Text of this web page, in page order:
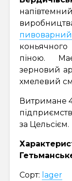
піною.
зерновий
хмелевий
Витримане
за Цельсієм.
Сорт: lager